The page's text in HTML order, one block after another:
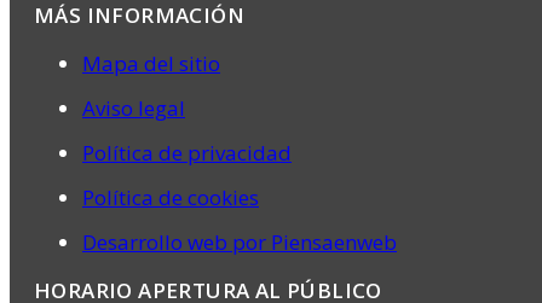
MÁS INFORMACIÓN
Mapa del sitio
Aviso legal
Política de privacidad
Política de cookies
Desarrollo web por Piensaenweb
HORARIO APERTURA AL PÚBLICO